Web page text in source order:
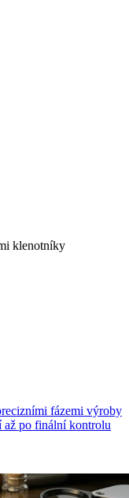
klenotníky
fázemi výroby
po finální kontrolu